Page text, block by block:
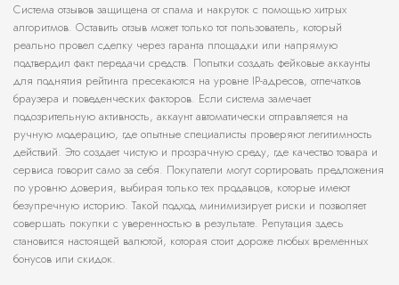
Система отзывов защищена от спама и накруток с помощью хитрых
алгоритмов. Оставить отзыв может только тот пользователь, который
реально провел сделку через гаранта площадки или напрямую
подтвердил факт передачи средств. Попытки создать фейковые аккаунты
для поднятия рейтинга пресекаются на уровне IP-адресов, отпечатков
браузера и поведенческих факторов. Если система замечает
подозрительную активность, аккаунт автоматически отправляется на
ручную модерацию, где опытные специалисты проверяют легитимность
действий. Это создает чистую и прозрачную среду, где качество товара и
сервиса говорит само за себя. Покупатели могут сортировать предложения
по уровню доверия, выбирая только тех продавцов, которые имеют
безупречную историю. Такой подход минимизирует риски и позволяет
совершать покупки с уверенностью в результате. Репутация здесь
становится настоящей валютой, которая стоит дороже любых временных
бонусов или скидок.